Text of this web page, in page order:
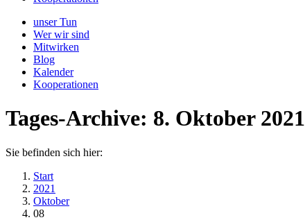
unser Tun
Wer wir sind
Mitwirken
Blog
Kalender
Kooperationen
Tages-Archive: 8. Oktober 2021
Sie befinden sich hier:
Start
2021
Oktober
08